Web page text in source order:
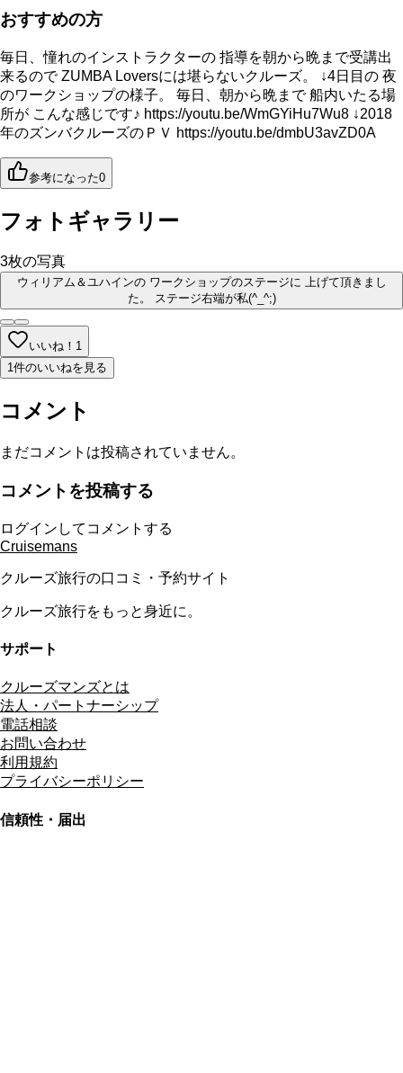
おすすめの方
毎日、憧れのインストラクターの 指導を朝から晩まで受講出
来るので ZUMBA Loversには堪らないクルーズ。 ↓4日目の 夜
のワークショップの様子。 毎日、朝から晩まで 船内いたる場
所が こんな感じです♪ https://youtu.be/WmGYiHu7Wu8 ↓2018
年のズンバクルーズのＰＶ https://youtu.be/dmbU3avZD0A
参考になった0
フォトギャラリー
3枚の写真
ウィリアム＆ユハインの ワークショップのステージに 上げて頂きまし
た。 ステージ右端が私(^_^;)
いいね！ 1
1件のいいねを見る
コメント
まだコメントは投稿されていません。
コメントを投稿する
ログインしてコメントする
Cruisemans
クルーズ旅行の口コミ・予約サイト
クルーズ旅行をもっと身近に。
サポート
クルーズマンズとは
法人・パートナーシップ
電話相談
お問い合わせ
利用規約
プライバシーポリシー
信頼性・届出